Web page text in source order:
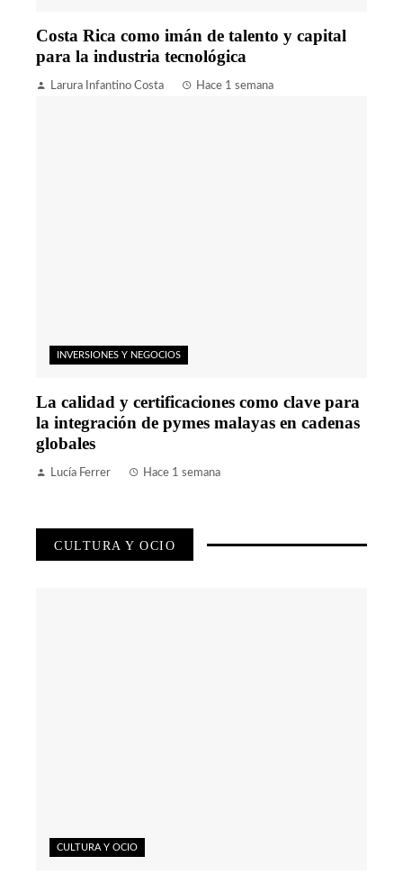
Costa Rica como imán de talento y capital
para la industria tecnológica
Larura Infantino Costa Hace 1 semana
INVERSIONES Y NEGOCIOS
La calidad y certificaciones como clave para
la integración de pymes malayas en cadenas
globales
Lucía Ferrer Hace 1 semana
CULTURA Y OCIO
CULTURA Y OCIO